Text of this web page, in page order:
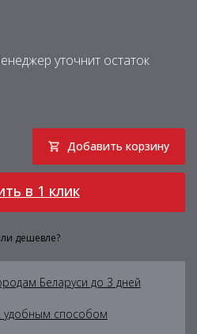
уточнит остаток
Добавить корзину
в 1 клик
дешевле?
Беларуси до 3 дней
способом